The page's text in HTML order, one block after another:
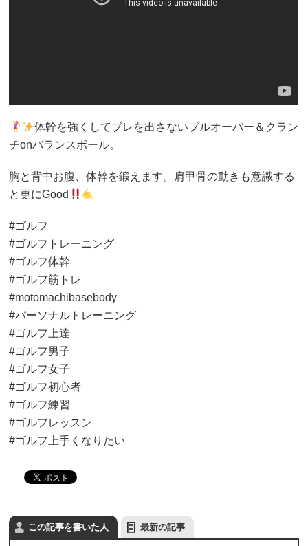
体幹を強くしてブレを出さないプルオーバー＆クラン
チonバランスボール。
胸と背中お腹、体幹を鍛えます。肩甲骨の動きも意識する
と更にGood
#ゴルフ
#ゴルフトレーニング
#ゴルフ体幹
#ゴルフ筋トレ
#motomachibasebody
#パーソナルトレーニング
#ゴルフ上達
#ゴルフ男子
#ゴルフ女子
#ゴルフ初心者
#ゴルフ練習
#ゴルフレッスン
#ゴルフ上手くなりたい
この記事を書いた人 最新の記事